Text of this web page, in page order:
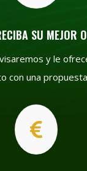
SU MEJOR
y le
con una
